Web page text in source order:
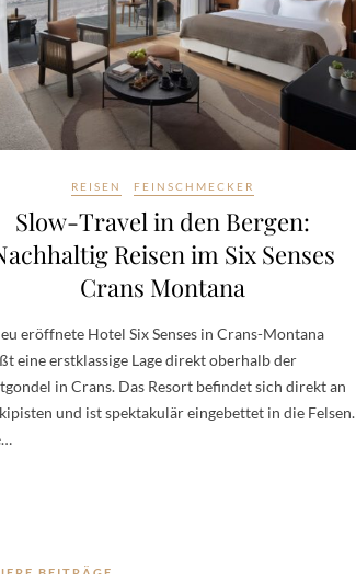
REISEN FEINSCHMECKER
Slow-Travel in den Bergen:
Reisen im Six Senses
Crans Montana
eröffnete Hotel Six Senses in Crans-Montana
eine erstklassige Lage direkt oberhalb der
in Crans. Das Resort befindet sich direkt an
und ist spektakulär eingebettet in die Felsen.